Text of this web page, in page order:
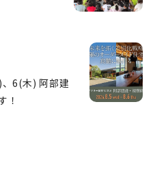
6(木) 阿部建
！